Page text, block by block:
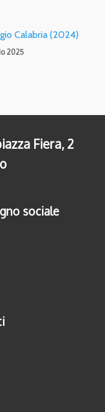
Calabria (2024)
2025
Fiera, 2
sociale